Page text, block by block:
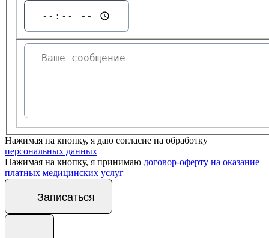
Нажимая на кнопку, я даю согласие на обработку
персональных данных
Нажимая на кнопку, я принимаю договор-оферту на оказание
платных медицинских услуг
Записаться